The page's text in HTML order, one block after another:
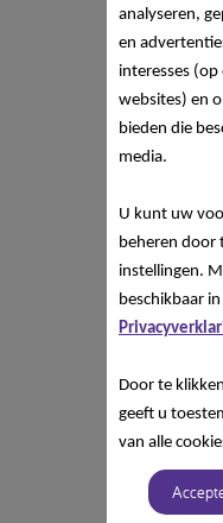
analyseren,
en
interesses
websites) en
bieden die
media.
U kunt uw
beheren door
instellingen.
beschikbaar
Door te
geeft u
van alle